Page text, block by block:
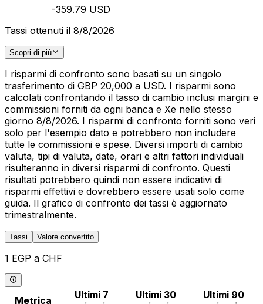
-359.79 USD
Tassi ottenuti il 8/8/2026
Scopri di più
I risparmi di confronto sono basati su un singolo
trasferimento di GBP 20,000 a USD. I risparmi sono
calcolati confrontando il tasso di cambio inclusi margini e
commissioni forniti da ogni banca e Xe nello stesso
giorno 8/8/2026. I risparmi di confronto forniti sono veri
solo per l'esempio dato e potrebbero non includere
tutte le commissioni e spese. Diversi importi di cambio
valuta, tipi di valuta, date, orari e altri fattori individuali
risulteranno in diversi risparmi di confronto. Questi
risultati potrebbero quindi non essere indicativi di
risparmi effettivi e dovrebbero essere usati solo come
guida. Il grafico di confronto dei tassi è aggiornato
trimestralmente.
Tassi Valore convertito
1 EGP a CHF
Metrica
Ultimi 7
Ultimi 30
Ultimi 90